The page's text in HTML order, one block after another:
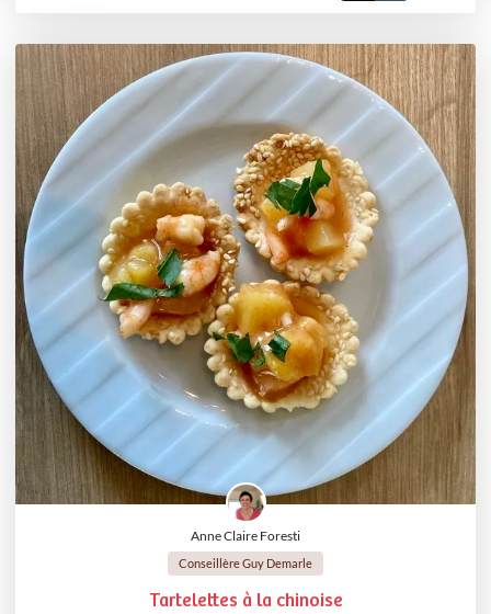
Anne Claire Foresti
Conseillère Guy Demarle
Tartelettes à la chinoise